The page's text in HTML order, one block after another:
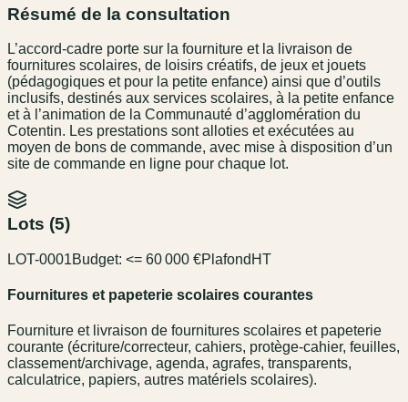
Résumé de la consultation
L’accord-cadre porte sur la fourniture et la livraison de
fournitures scolaires, de loisirs créatifs, de jeux et jouets
(pédagogiques et pour la petite enfance) ainsi que d’outils
inclusifs, destinés aux services scolaires, à la petite enfance
et à l’animation de la Communauté d’agglomération du
Cotentin. Les prestations sont alloties et exécutées au
moyen de bons de commande, avec mise à disposition d’un
site de commande en ligne pour chaque lot.
Lots (5)
LOT-0001Budget: <= 60 000 €Plafond HT
Fournitures et papeterie scolaires courantes
Fourniture et livraison de fournitures scolaires et papeterie
courante (écriture/correcteur, cahiers, protège-cahier, feuilles,
classement/archivage, agenda, agrafes, transparents,
calculatrice, papiers, autres matériels scolaires).